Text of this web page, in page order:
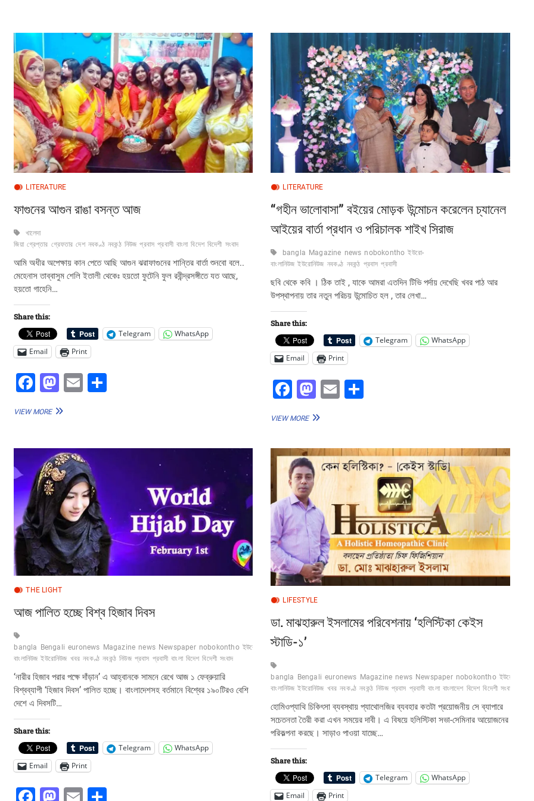
LITERATURE
ফাগুনের আগুন রাঙা বসন্ত আজ
খালেদা
জিয়া গ্রেপ্তার গ্রেফতার দেশ নবকণ্ঠ নবকন্ঠ নিউজ প্রবাস প্রবাসী বাংলা বিদেশ বিদেশী সংবাদ
আমি অধীর অপেক্ষায় কান পেতে আছি আগুন ঝরাফাগুনের শান্তির বার্তা শুনবো বলে..
মেহেনাস তাব্বাসুম শেলি ইতালী থেকেঃ হয়তো ফুটেনি ফুল রবীন্দ্রসঙ্গীতে যত আছে,
হয়তো গাহেনি…
Share this:
Telegram
WhatsApp
Email
Print
F
c
b
o
o
k
M
a
st
d
o
n
E
VIEW MOREফাগুনের
আজ
LITERATURE
“গহীন ভালোবাসা” বইয়ের মোড়ক উন্মোচন করেলেন চ্যানেল
আইয়ের বার্তা প্রধান ও পরিচালক শাইখ সিরাজ
bangla Magazine news nobokontho ইউরো-
বাংলানিউজ ইউরোনিউজ নবকণ্ঠ নবকন্ঠ প্রবাস প্রবাসী
ছবি থেকে কবি । ঠিক তাই , যাকে আমরা এতদিন টিভি পর্দায় দেখেছি খবর পাঠ আর
উপস্থাপনায় তার নতুন পরিচয় উন্মোচিত হল , তার লেখা…
Share this:
Telegram
WhatsApp
Email
Print
F
c
e
b
o
o
k
M
a
st
o
d
o
n
E
l
e
VIEW MORE“গহীন
মোড়ক
উন্মোচন
করেলেন
চ্যানেল
আইয়ের
বার্তা
প্রধান
ও
পরিচালক
শাইখ
সিরাজ
THE LIGHT
আজ পালিত হচ্ছে বিশ্ব হিজাব দিবস
bangla Bengali euronews Magazine news Newspaper nobokontho ইউরো-
বাংলানিউজ ইউরোনিউজ খবর নবকণ্ঠ নবকন্ঠ নিউজ প্রবাস প্রবাসী বাংলা বিদেশ বিদেশী সংবাদ
‘নারীর হিজাব পরার পক্ষে দাঁড়ান’ এ আহ্বানকে সামনে রেখে আজ ১ ফেব্রুয়ারি
বিশ্বব্যাপী ‘হিজাব দিবস’ পালিত হচ্ছে। বাংলাদেশসহ বর্তমানে বিশ্বের ১৯০টিরও বেশি
দেশে এ দিবসটি…
Share this:
Telegram
WhatsApp
Email
Print
LIFESTYLE
ডা. মাঝহারুল ইসলামের পরিবেশনায় ‘হলিস্টিকা কেইস
স্টাডি-১’
bangla Bengali euronews Magazine news Newspaper nobokontho ইউরো-
বাংলানিউজ ইউরোনিউজ খবর নবকণ্ঠ নবকন্ঠ নিউজ প্রবাস প্রবাসী বাংলা বাংলাদেশ বিদেশ বিদেশী সংবাদ
হোমিওপ্যাথি চিকিৎসা ব্যবস্থায় প্যাথোলজির ব্যবহার কতটা প্রয়োজনীয় সে ব্যাপারে
সচেতনতা তৈরী করা এখন সময়ের দাবী। এ বিষয়ে হলিস্টিকা সভা-সেমিনার আয়োজনের
পরিকল্পনা করছে। সাড়াও পাওয়া যাচ্ছে…
Share this:
Telegram
WhatsApp
Email
Print